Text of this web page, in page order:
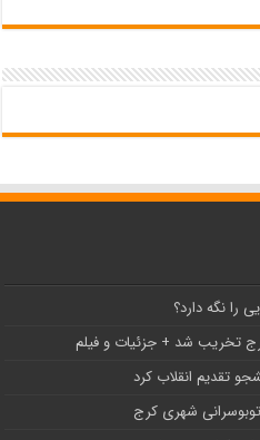
نگه دارد؟
تخریب شد + جزئیات و فیلم